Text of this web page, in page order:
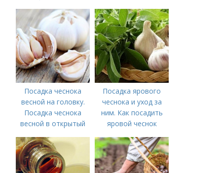
открытом грунте
озимого чеснока
Посадка чеснока
весной на головку.
Посадка чеснока
весной в открытый
Посадка ярового
чеснока и уход за
ним. Как посадить
яровой чеснок